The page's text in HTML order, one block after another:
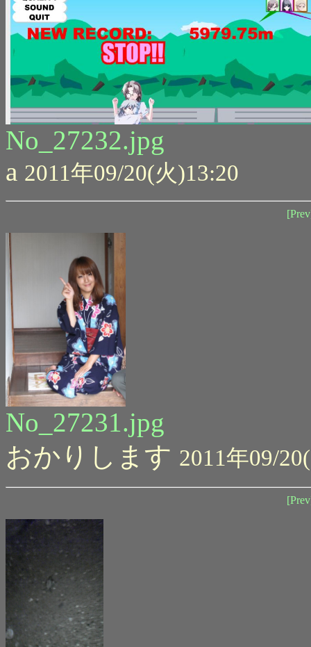
No_27232.jpg
a 2011年09/20(火)13:20
No_27231.jpg
おかりします 2011年09/